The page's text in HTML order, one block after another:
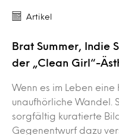
Artikel
Brat Summer, Indie
der „Clean Girl“-
Wenn es im Leben
unaufhörliche Wandel.
sorgfältig kuratierte
Gegenentwurf dazu